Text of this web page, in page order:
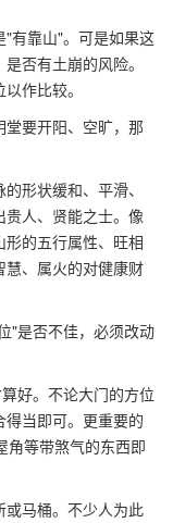
有靠山"。可是如果这
否有土崩的风险。
作比较。
要开阳、空旷，那
形状缓和、平滑、
人、贤能之士。像
的五行属性、旺相
、属火的对健康财
"是否不佳，必须改动
好。不论大门的方位
当即可。更重要的
角等带煞气的东西即
马桶。不少人为此